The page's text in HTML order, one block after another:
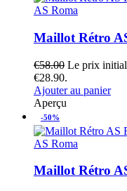
AS Roma
Maillot Rétro
€58.00 Le prix
€28.90.
Ajouter au panier
Aperçu
-50%
AS Roma
Maillot Rétro